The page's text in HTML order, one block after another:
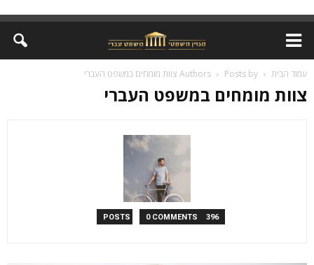
עמוד הבית Authors Posts by צוות מומחים במשפט העברי
צוות מומחים במשפט העברי
396 POSTS
0 COMMENTS